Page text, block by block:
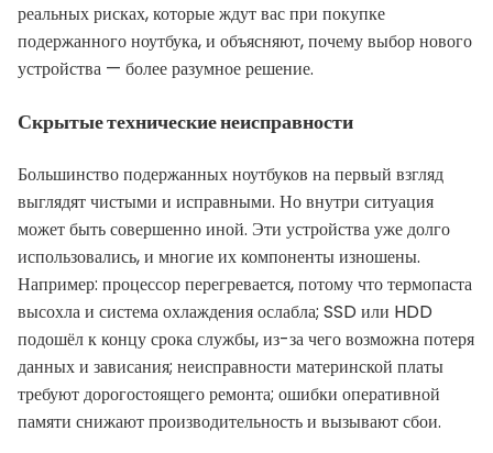
реальных рисках, которые ждут вас при покупке
подержанного ноутбука, и объясняют, почему выбор нового
устройства — более разумное решение.
Скрытые технические неисправности
Большинство подержанных ноутбуков на первый взгляд
выглядят чистыми и исправными. Но внутри ситуация
может быть совершенно иной. Эти устройства уже долго
использовались, и многие их компоненты изношены.
Например: процессор перегревается, потому что термопаста
высохла и система охлаждения ослабла; SSD или HDD
подошёл к концу срока службы, из-за чего возможна потеря
данных и зависания; неисправности материнской платы
требуют дорогостоящего ремонта; ошибки оперативной
памяти снижают производительность и вызывают сбои.